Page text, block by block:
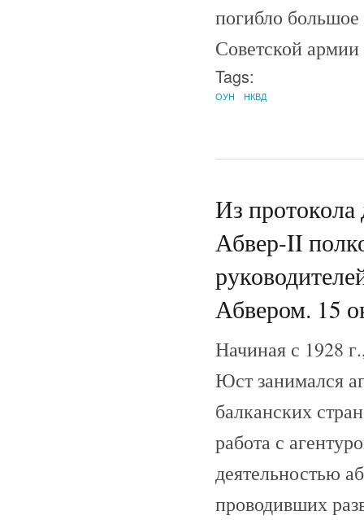
погибло большое
Советской армии
Tags:
ОУН НКВД
Из протокола
Абвер-II
Абвером. 15
Начиная с 1928
Юст занимался
балканских
работа с
деятельностью
проводивших